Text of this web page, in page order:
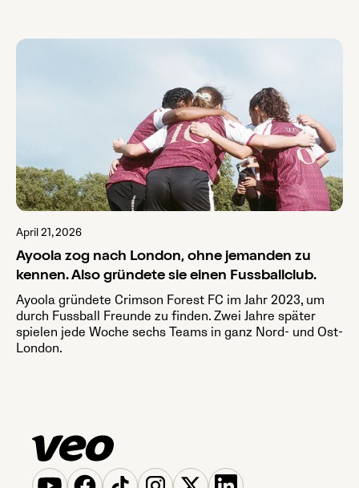
April 21, 2026
Ayoola zog nach London, ohne jemanden zu
kennen. Also gründete sie einen Fussballclub.
Ayoola gründete Crimson Forest FC im Jahr 2023, um
durch Fussball Freunde zu finden. Zwei Jahre später
spielen jede Woche sechs Teams in ganz Nord- und Ost-
London.